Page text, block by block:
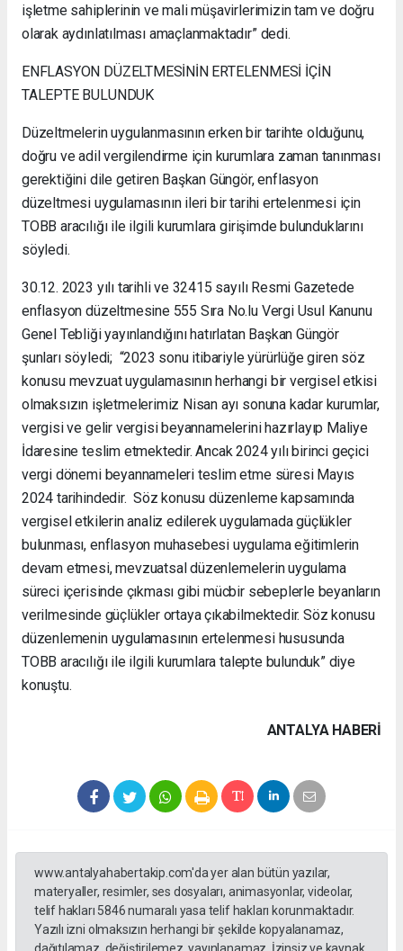
işletme sahiplerinin ve mali müşavirlerimizin tam ve doğru
olarak aydınlatılması amaçlanmaktadır” dedi.
ENFLASYON DÜZELTMESİNİN ERTELENMESİ İÇİN
TALEPTE BULUNDUK
Düzeltmelerin uygulanmasının erken bir tarihte olduğunu,
doğru ve adil vergilendirme için kurumlara zaman tanınması
gerektiğini dile getiren Başkan Güngör, enflasyon
düzeltmesi uygulamasının ileri bir tarihi ertelenmesi için
TOBB aracılığı ile ilgili kurumlara girişimde bulunduklarını
söyledi.
30.12. 2023 yılı tarihli ve 32415 sayılı Resmi Gazetede
enflasyon düzeltmesine 555 Sıra No.lu Vergi Usul Kanunu
Genel Tebliği yayınlandığını hatırlatan Başkan Güngör
şunları söyledi; “2023 sonu itibariyle yürürlüğe giren söz
konusu mevzuat uygulamasının herhangi bir vergisel etkisi
olmaksızın işletmelerimiz Nisan ayı sonuna kadar kurumlar,
vergisi ve gelir vergisi beyannamelerini hazırlayıp Maliye
İdaresine teslim etmektedir. Ancak 2024 yılı birinci geçici
vergi dönemi beyannameleri teslim etme süresi Mayıs
2024 tarihindedir. Söz konusu düzenleme kapsamında
vergisel etkilerin analiz edilerek uygulamada güçlükler
bulunması, enflasyon muhasebesi uygulama eğitimlerin
devam etmesi, mevzuatsal düzenlemelerin uygulama
süreci içerisinde çıkması gibi mücbir sebeplerle beyanların
verilmesinde güçlükler ortaya çıkabilmektedir. Söz konusu
düzenlemenin uygulamasının ertelenmesi hususunda
TOBB aracılığı ile ilgili kurumlara talepte bulunduk” diye
konuştu.
ANTALYA HABERİ
www.antalyahabertakip.com'da yer alan bütün yazılar,
materyaller, resimler, ses dosyaları, animasyonlar, videolar,
telif hakları 5846 numaralı yasa telif hakları korunmaktadır.
Yazılı izni olmaksızın herhangi bir şekilde kopyalanamaz,
dağıtılamaz, değiştirilemez, yayınlanamaz. İzinsiz ve kaynak